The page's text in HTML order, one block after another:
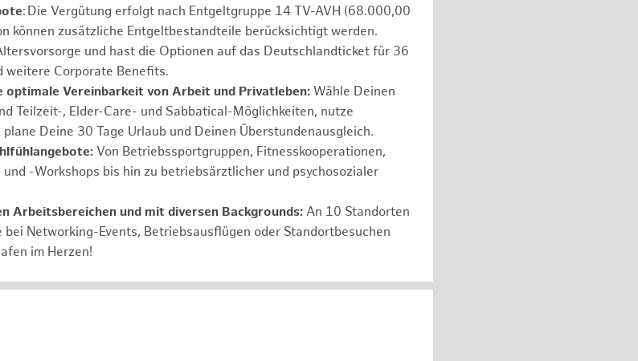
: Die Vergütung erfolgt nach Entgeltgruppe 14 TV-AVH (68.000,00
können zusätzliche Entgeltbestandteile berücksichtigt werden.
und hast die Optionen auf das Deutschlandticket für 36
weitere Corporate Benefits.
Vereinbarkeit von Arbeit und Privatleben: Wähle Deinen
Teilzeit-, Elder-Care- und Sabbatical-Möglichkeiten, nutze
Deine 30 Tage Urlaub und Deinen Überstundenausgleich.
Von Betriebssportgruppen, Fitnesskooperationen,
-Workshops bis hin zu betriebsärztlicher und psychosozialer
Arbeitsbereichen und mit diversen Backgrounds: An 10 Standorten
Networking-Events, Betriebsausflügen oder Standortbesuchen
im Herzen!